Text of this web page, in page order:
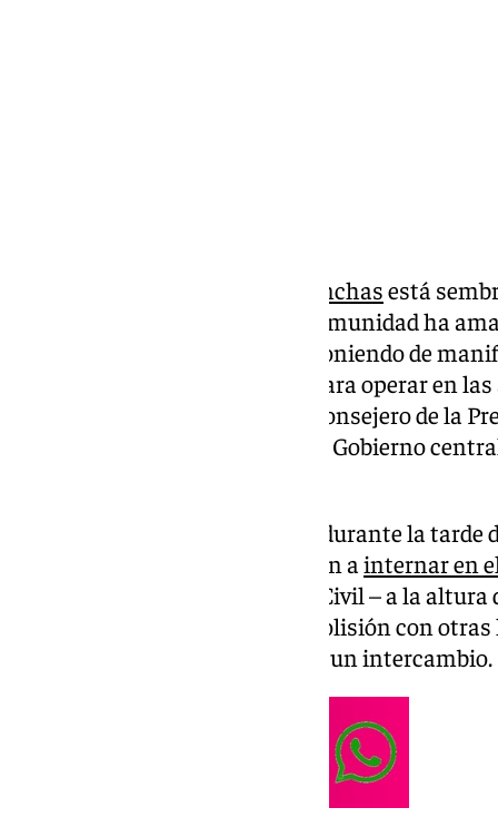
problemática de las narcolanchasestá
Andalucía. Este miércoles, la comunidad ha
uno en Sevilla y otro Málaga-, poniendo de
que aún posee el narcotráfico para operar en
llevado a la Junta, a través del consejero de la
Sanz, a reclamar más medios al Gobierno
En Sevilla, el suceso tuvo lugar durante la
varias narcolanchas se volvieron ainternar en
una persecución de la Guardia Civil – a la
Lebrija- que culminó con una colisión con
estupefacientes que realizaban un intercambio.